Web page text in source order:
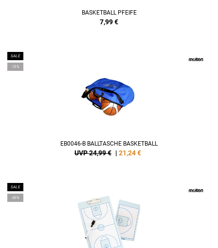
BASKETBALL PFEIFE
7,99€
SALE
-15%
EB0046-B BALLTASCHE BASKETBALL
UVP 24,99 € | 21,24€
SALE
-20%